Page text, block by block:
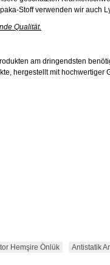
Stoff verwenden wir auch
Qualität.
am dringendsten
hergestellt mit
Hemşire Önlük Antistatik